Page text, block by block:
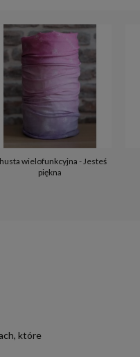
wielofunkcyjna - Jesteś
piękna
które